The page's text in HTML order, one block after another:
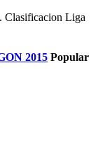
Liga
2015 Popular